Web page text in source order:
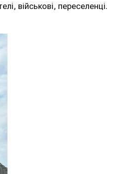
військові, переселенці.